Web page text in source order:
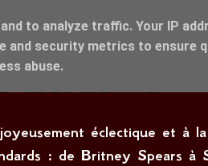
éclectique et à
: de Britney Spears
to analyze traffic. Your IP
and security metrics to ensure
abuse.